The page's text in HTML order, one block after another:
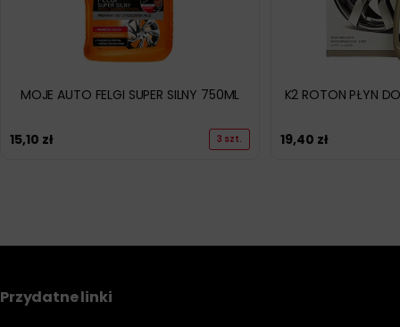
MOJE AUTO FELGI SUPER SILNY 750ML
15,10 zł 3 szt.
K2 ROTON PŁYN
19,40 zł
Przydatne linki